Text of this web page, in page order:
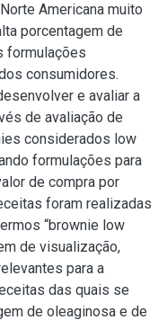
Americana muito
porcentagem de
formulações
consumidores.
e avaliar a
de avaliação de
considerados low
formulações para
de compra por
foram realizadas
“brownie low
de visualização,
para a
das quais se
de oleaginosa e de